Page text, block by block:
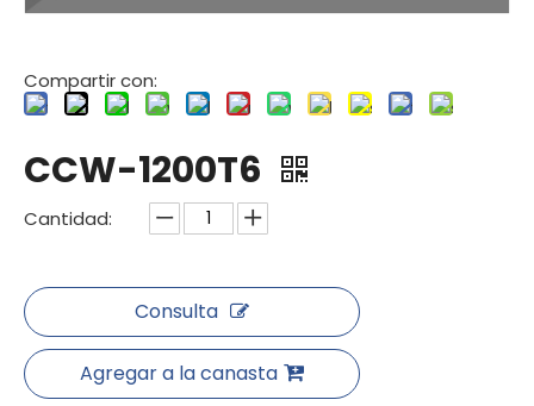
Compartir con:
CCW-1200T6
Cantidad:
Consulta
Agregar a la canasta